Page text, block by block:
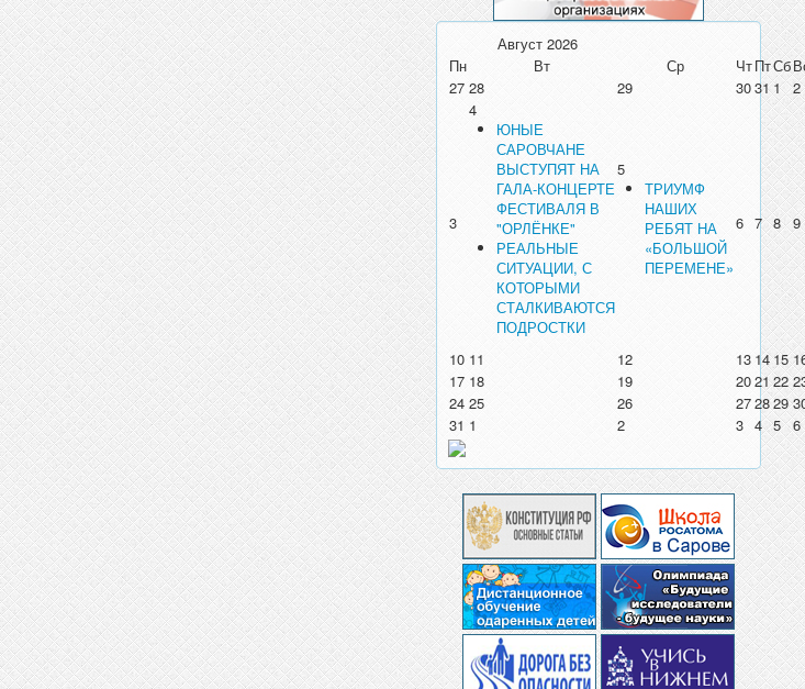
Август 2026
Пн
Вт Ср ЧтПтСб
27 28 29 30311 2
3
4
ЮНЫЕ
САРОВЧАНЕ
ВЫСТУПЯТ НА
ГАЛА-КОНЦЕРТЕ
ФЕСТИВАЛЯ В
"ОРЛЁНКЕ"
РЕАЛЬНЫЕ
СИТУАЦИИ, С
КОТОРЫМИ
СТАЛКИВАЮТСЯ
ПОДРОСТКИ
5
ТРИУМФ
НАШИХ
РЕБЯТ НА
«БОЛЬШОЙ
ПЕРЕМЕНЕ»
6 7 8 9
10 11 12 13 1415
17 18 19 202122
24 25 26 272829
31 1 2 3 4 5 6